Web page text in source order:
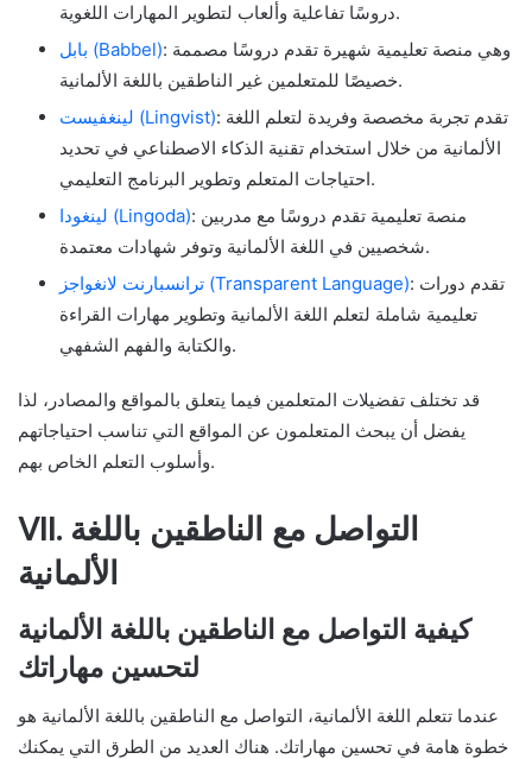
دروسًا تفاعلية وألعاب لتطوير المهارات اللغوية.
بابل (Babbel): وهي منصة تعليمية شهيرة تقدم دروسًا مصممة
خصيصًا للمتعلمين غير الناطقين باللغة الألمانية.
لينغفيست (Lingvist): تقدم تجربة مخصصة وفريدة لتعلم اللغة
الألمانية من خلال استخدام تقنية الذكاء الاصطناعي في تحديد
احتياجات المتعلم وتطوير البرنامج التعليمي.
لينغودا (Lingoda): منصة تعليمية تقدم دروسًا مع مدربين
شخصيين في اللغة الألمانية وتوفر شهادات معتمدة.
ترانسبارنت لانغواجز (Transparent Language): تقدم دورات
تعليمية شاملة لتعلم اللغة الألمانية وتطوير مهارات القراءة
والكتابة والفهم الشفهي.
قد تختلف تفضيلات المتعلمين فيما يتعلق بالمواقع والمصادر، لذا
يفضل أن يبحث المتعلمون عن المواقع التي تناسب احتياجاتهم
وأسلوب التعلم الخاص بهم.
VII. التواصل مع الناطقين باللغة
الألمانية
كيفية التواصل مع الناطقين باللغة الألمانية
لتحسين مهاراتك
عندما تتعلم اللغة الألمانية، التواصل مع الناطقين باللغة الألمانية هو
خطوة هامة في تحسين مهاراتك. هناك العديد من الطرق التي يمكنك